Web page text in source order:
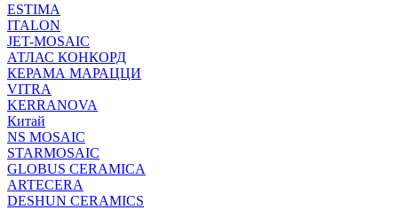
ESTIMA
ITALON
JET-MOSAIC
АТЛАС КОНКОРД
КЕРАМА МАРАЦЦИ
VITRA
KERRANOVA
Китай
NS MOSAIC
STARMOSAIC
GLOBUS CERAMICA
ARTECERA
DESHUN CERAMICS